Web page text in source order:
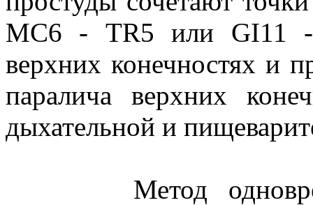
МС6 - TR5 или GI11 -
верхних конечностях и
паралича верхних
дыхательной и
Метод